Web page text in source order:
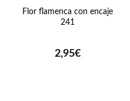
Flor flamenca con encaje
241
2,95€